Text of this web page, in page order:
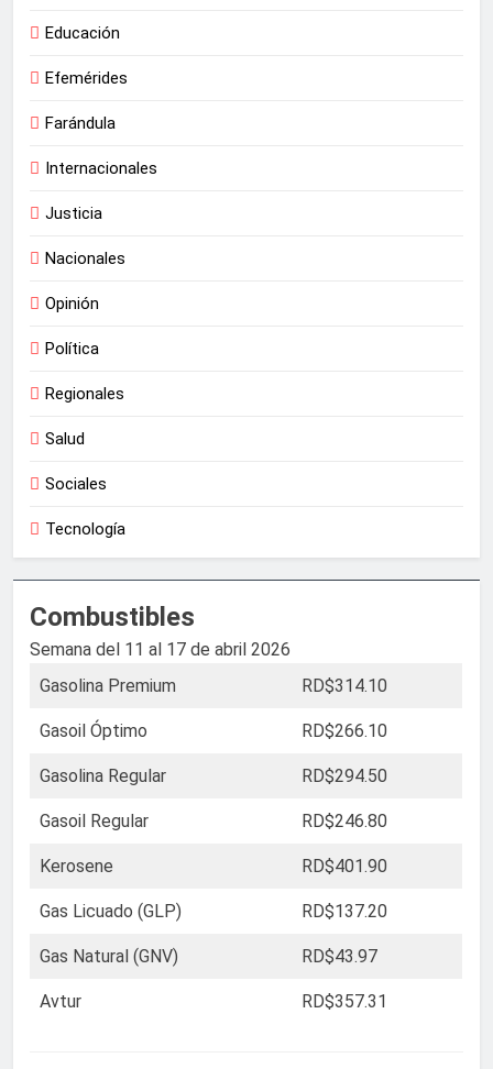
Educación
Efemérides
Farándula
Internacionales
Justicia
Nacionales
Opinión
Política
Regionales
Salud
Sociales
Tecnología
Combustibles
Semana del 11 al 17 de abril 2026
Gasolina Premium
RD$314.10
Gasoil Óptimo RD$266.10
Gasolina Regular RD$294.50
Gasoil Regular RD$246.80
Kerosene RD$401.90
Gas Licuado (GLP) RD$137.20
Gas Natural (GNV) RD$43.97
Avtur RD$357.31